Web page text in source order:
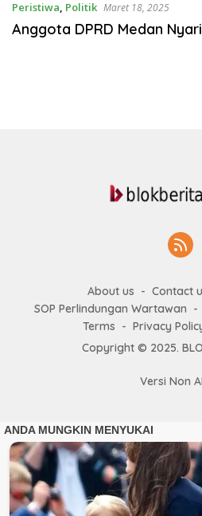
Peristiwa, Politik Maret 18, 2025
Anggota DPRD Medan
About us Contact
SOP Perlindungan Wartawan
Terms
Privacy
Copyright © 2025.
Versi Non